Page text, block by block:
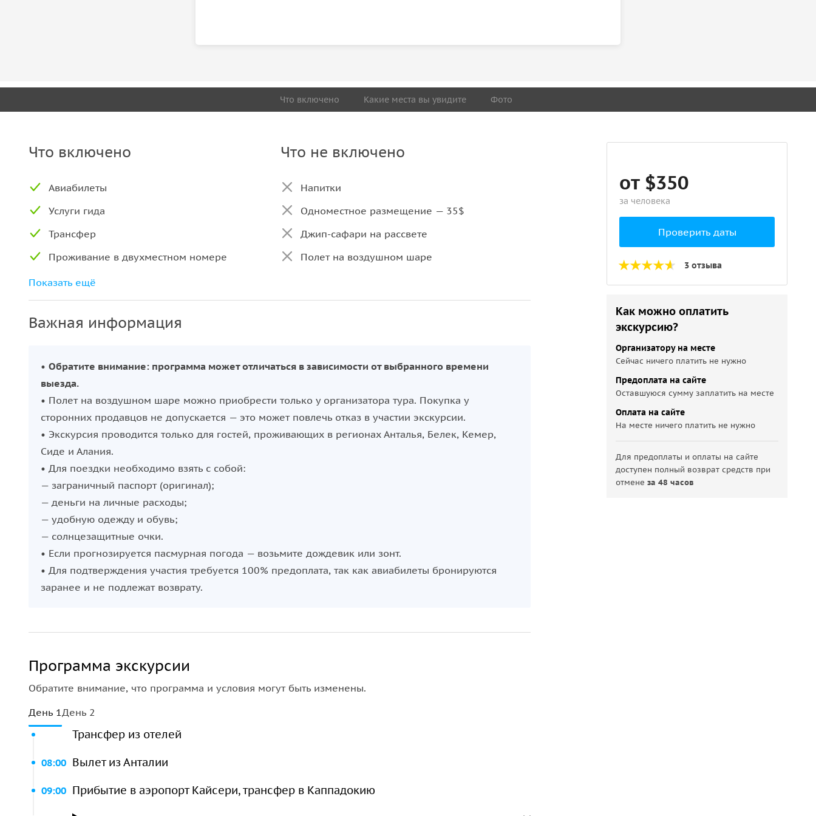
Что включено Какие места вы увидите Фото
Что включено
Авиабилеты
Услуги гида
Трансфер
Проживание в двухместном номере
Обед, завтрак и ужин в отеле
Что не включено
Напитки
Одноместное размещение — 35$
Джип-сафари на рассвете
Полет на воздушном шаре
Показать ещё
Важная информация
• Обратите внимание: программа может отличаться в зависимости от выбранного времени
выезда.
• Полет на воздушном шаре можно приобрести только у организатора тура. Покупка у
сторонних продавцов не допускается — это может повлечь отказ в участии экскурсии.
• Экскурсия проводится только для гостей, проживающих в регионах Анталья, Белек, Кемер,
Сиде и Алания.
• Для поездки необходимо взять с собой:
— заграничный паспорт (оригинал);
— деньги на личные расходы;
— удобную одежду и обувь;
— солнцезащитные очки.
• Если прогнозируется пасмурная погода — возьмите дождевик или зонт.
• Для подтверждения участия требуется 100% предоплата, так как авиабилеты бронируются
заранее и не подлежат возврату.
Программа экскурсии
Обратите внимание, что программа и условия могут быть изменены.
День 1День 2
Трансфер из отелей
08:00 Вылет из Анталии
09:00 Прибытие в аэропорт Кайсери, трансфер в Каппадокию
от $350
за человека
Проверить даты
3 отзыва
Как можно оплатить
экскурсию?
Организатору на месте
Сейчас ничего платить не нужно
Предоплата на сайте
Оставшуюся сумму заплатить на месте
Оплата на сайте
На месте ничего платить не нужно
Для предоплаты и оплаты на сайте
доступен полный возврат средств при
отменеза 48 часов